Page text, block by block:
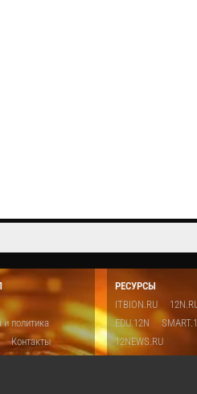
и политика
Контакты
РЕСУРСЫ
ITBION.RU
EDU.12N
12NEWS.RU